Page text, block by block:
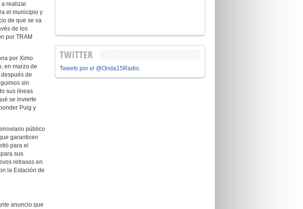
a realizar
el municipio y
de que se va
de los
por TRAM
por Ximo
en marzo de
de
sin
sus líneas
se invierte
Puig y
público
garanticen
para el
sus
retrasos en
la Estación de
anuncio que
TWITTER
Tweets por el @Onda15Radio.